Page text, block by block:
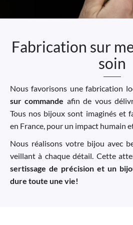
Fabrication sur
soin
Nous favorisons une fabrication
sur commande afin de vous
Tous nos bijoux sont imaginés et
en France, pour un impact humain
Nous réalisons votre bijou avec
veillant à chaque détail. Cette
sertissage de précision et un
dure toute une vie!